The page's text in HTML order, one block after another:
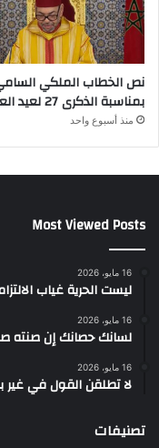
نص الخطاب الملكي
بمناسبة الذكرى 27 لعيد العرش
منذ أسبوع واحد
Most Viewed Posts
16 مايو، 2026
ليست الحرية غياب
16 مايو، 2026
لسانك حصانك إن صنته
16 مايو، 2026
لا تطلقن القول في غير
تصنيفات